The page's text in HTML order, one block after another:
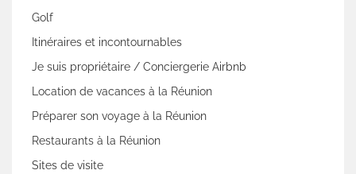
Golf
Itinéraires et incontournables
Je suis propriétaire / Conciergerie Airbnb
Location de vacances à la Réunion
Préparer son voyage à la Réunion
Restaurants à la Réunion
Sites de visite